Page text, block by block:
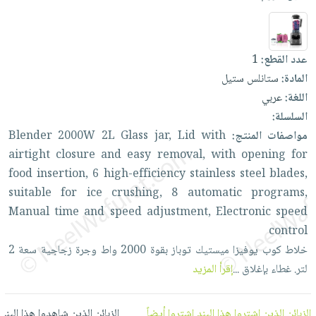
العناية
بالأسنان
الحمية
والتغذية
أدوات
المائدة
الأوعية
والتخزين
أدوات
المطبخ
الأكثر
مبيعاً
العودة
للمدارس
اكسسوارات
كتب
اكسسوارات
منزلية
اكسسوارات
ملابس
مطرزات
حقائب
حلي
شحن
مجاني
بنود
مختارة
اشتراكات
كل
الاشتراكات
صندوق
القراءة
iKitab
بلا
حدود
بحث
متقدم
نيل
وفرات
عن
الشركة
سياسة
الشركة
حسابك
لائحة
الأمنيات
عدد القطع:1
المادة:ستانلس ستيل
اللغة:عربي
السلسلة:
مواصفات المنتج:
Blender 2000W 2L Glassjar, Lidwith
airtight closure and easy removal, with openingfor
food insertion, 6 high-efficiency stainless steelblades,
suitablefor ice crushing, 8 automaticprograms,
Manual time and speed adjustment,Electronic speed
control
خلاطكوب يوفيزا ميستيك توبازبقوة 2000 واط وجرة زجاجية سعة 2
لتر.غطاءبإغلاق...إقرأ المزيد